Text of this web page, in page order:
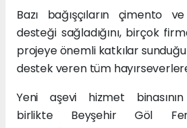
Bazı bağışçıların çimento
desteği sağladığını, birçok
projeye önemli katkılar
destek veren tüm
Yeni aşevi hizmet
birlikte Beyşehir Göl